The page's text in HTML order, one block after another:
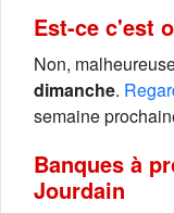
Est-ce c'est
Non,
dimanche.
semaine
Banques à
Jourdain